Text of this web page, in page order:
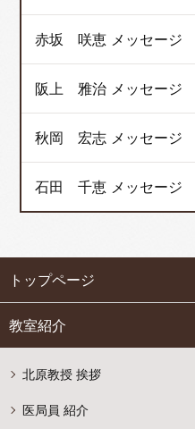
赤坂 咲恵 メッセージ
阪上 雅治 メッセージ
秋岡 宏志 メッセージ
石田 千恵 メッセージ
トップページ
教室紹介
北原教授 挨拶
医局員 紹介